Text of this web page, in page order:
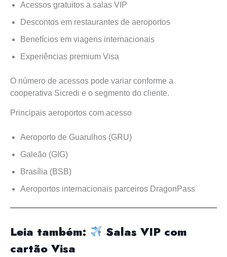
Acessos gratuitos a salas VIP
Descontos em restaurantes de aeroportos
Benefícios em viagens internacionais
Experiências premium Visa
O número de acessos pode variar conforme a
cooperativa Sicredi e o segmento do cliente.
Principais aeroportos com acesso
Aeroporto de Guarulhos (GRU)
Galeão (GIG)
Brasília (BSB)
Aeroportos internacionais parceiros DragonPass
Leia também:
Salas VIP com
cartão Visa